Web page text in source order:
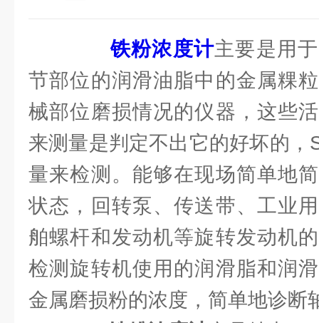
铁粉浓度计主要是用
节部位的润滑油脂中的金属粿
械部位磨损情况的仪器，这些
来测量是判定不出它的好坏的，
量来检测。能够在现场简单地
状态，回转泵、传送带、工业
舶螺杆和发动机等旋转发动机
检测旋转机使用的润滑脂和润
金属磨损粉的浓度，简单地诊断